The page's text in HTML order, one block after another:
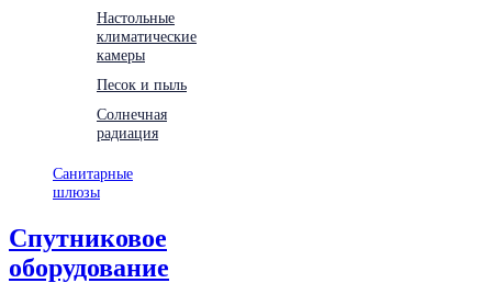
Настольные
климатические
камеры
Песок и пыль
Солнечная
радиация
Санитарные
шлюзы
Спутниковое
оборудование